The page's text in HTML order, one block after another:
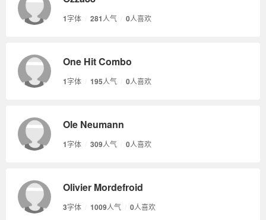
1字体 281人气 0人喜欢
One Hit Combo
1字体 195人气 0人喜欢
Ole Neumann
1字体 309人气 0人喜欢
Olivier Mordefroid
3字体 1009人气 0人喜欢